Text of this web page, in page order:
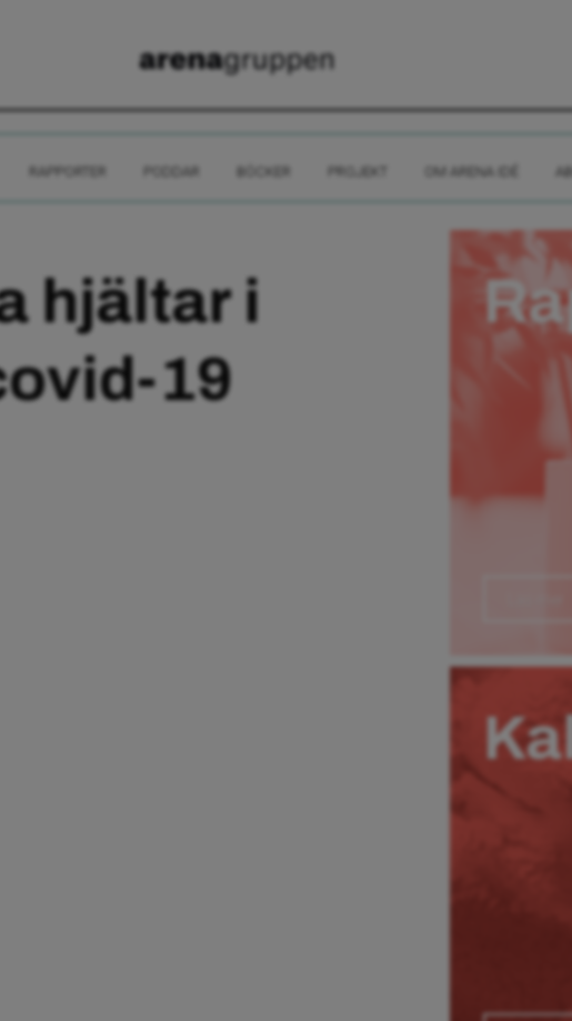
RAPPORTER BÖCKER PROJEKT OM ARENA IDÉ
hjältar i
19